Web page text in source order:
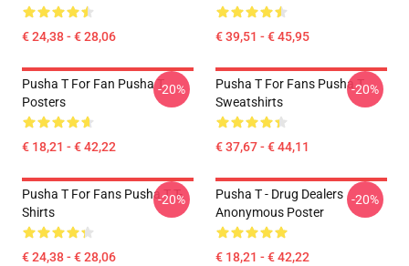
€ 24,38 - € 28,06 € 39,51 - € 45,95
Pusha T For Fan Pusha T
Posters
€ 18,21 - € 42,22
-20%
Pusha T For Fans Pusha T
Sweatshirts
€ 37,67 - € 44,11
-20%
Pusha T For Fans Pusha T T-
Shirts
€ 24,38 - € 28,06
-20%
Pusha T - Drug Dealers
Anonymous Poster
€ 18,21 - € 42,22
-20%